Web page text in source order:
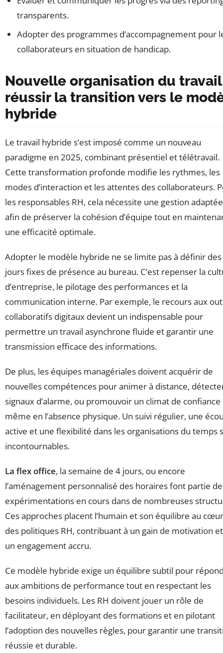
transparents.
Adopter des programmes d’accompagnement pour
collaborateurs en situation de handicap.
Nouvelle organisation du
réussir la transition vers le
hybride
Le travail hybride s’est imposé comme un nouveau
paradigme en 2025, combinant présentiel et télétravail.
Cette transformation profonde modifie les rythmes, les
modes d’interaction et les attentes des collaborateurs.
les responsables RH, cela nécessite une gestion adaptée
afin de préserver la cohésion d’équipe tout en
une efficacité optimale.
Adopter le modèle hybride ne se limite pas à définir des
jours fixes de présence au bureau. C’est repenser la
d’entreprise, le pilotage des performances et la
communication interne. Par exemple, le recours aux
collaboratifs digitaux devient un indispensable pour
permettre un travail asynchrone fluide et garantir une
transmission efficace des informations.
De plus, les équipes managériales doivent acquérir de
nouvelles compétences pour animer à distance,
signaux d’alarme, ou promouvoir un climat de confiance
même en l’absence physique. Un suivi régulier, une
active et une flexibilité dans les organisations du temps
incontournables.
La flex office, la semaine de 4 jours, ou encore
l’aménagement personnalisé des horaires font partie
expérimentations en cours dans de nombreuses
Ces approches placent l’humain et son équilibre au cœur
des politiques RH, contribuant à un gain de motivation
un engagement accru.
Ce modèle hybride exige un équilibre subtil pour
aux ambitions de performance tout en respectant les
besoins individuels. Les RH doivent jouer un rôle de
facilitateur, en déployant des formations et en pilotant
l’adoption des nouvelles règles, pour garantir une
réussie et durable.